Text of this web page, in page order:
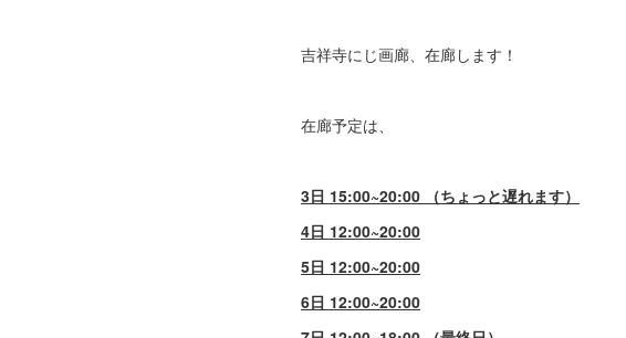
吉祥寺にじ画廊、在廊します！
在廊予定は、
3日 15:00~20:00 （ちょっと遅れます）
4日 12:00~20:00
5日 12:00~20:00
6日 12:00~20:00